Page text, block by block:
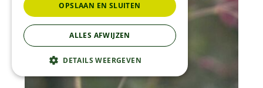
OPSLAAN EN SLUITEN
ALLES AFWIJZEN
DETAILS WEERGEVEN